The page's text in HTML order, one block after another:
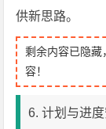
供新思路。
剩余内容已隐藏
容！
6. 计划与进